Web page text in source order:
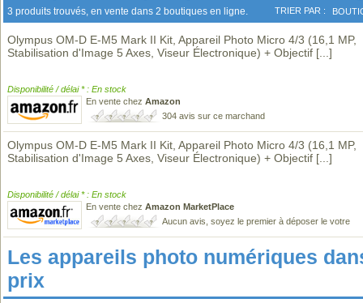
3 produits trouvés, en vente dans 2 boutiques en ligne. TRIER PAR :
Olympus OM-D E-M5 Mark II Kit, Appareil Photo Micro 4/3 (16,1 MP,
Stabilisation d'Image 5 Axes, Viseur Électronique) + Objectif [...]
Disponibilité / délai * : En stock
En vente chez Amazon
304 avis sur ce marchand
Olympus OM-D E-M5 Mark II Kit, Appareil Photo Micro 4/3 (16,1 MP,
Stabilisation d'Image 5 Axes, Viseur Électronique) + Objectif [...]
Disponibilité / délai * : En stock
En vente chez Amazon MarketPlace
Aucun avis, soyez le premier à déposer le votre
Les appareils photo numériques
prix